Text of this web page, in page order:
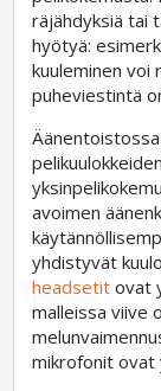
räjähdyksiä tai
hyötyä:
kuuleminen voi
puheviestintä
avoimen
yhdistyvät
headsetit ovat
malleissa viive
mikrofonit ovat